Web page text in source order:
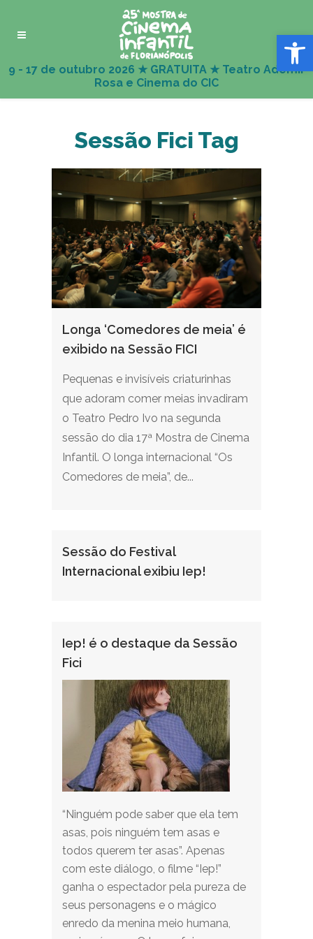
Abrir
Sessão Fici Tag
Longa ‘Comedores de meia’ é
exibido na Sessão FICI
Pequenas e invisíveis criaturinhas
que adoram comer meias invadiram
o Teatro Pedro Ivo na segunda
sessão do dia 17ª Mostra de Cinema
Infantil. O longa internacional “Os
Comedores de meia”, de...
Sessão do Festival
Internacional exibiu Iep!
Iep! é o destaque da Sessão
Fici
“Ninguém pode saber que ela tem
asas, pois ninguém tem asas e
todos querem ter asas”. Apenas
com este diálogo, o filme “Iep!”
ganha o espectador pela pureza de
seus personagens e o mágico
enredo da menina meio humana,